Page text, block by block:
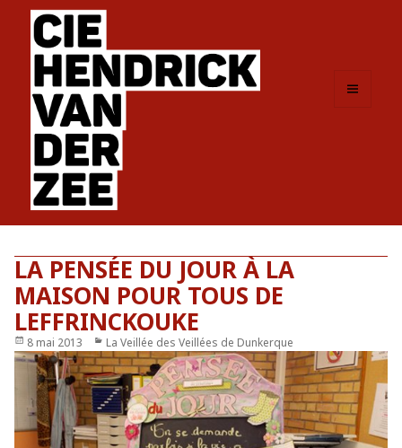
LA PENSÉE DU JOUR À LA
MAISON POUR TOUS DE
LEFFRINCKOUKE
Publié
le
8 mai 2013 Catégories
La Veillée des Veillées de Dunkerque